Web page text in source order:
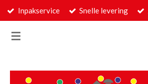
Ga
naar
Inpakservice Snelle levering